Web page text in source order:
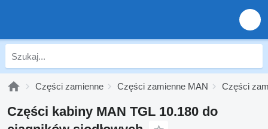
Części zamienne Części zamienne MAN Części
Części kabiny MAN TGL 10.180 do